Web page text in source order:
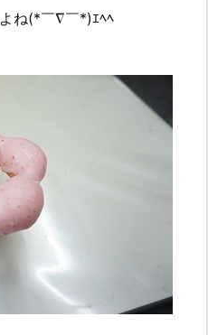
ね(*￣∇￣*)ｴﾍﾍ